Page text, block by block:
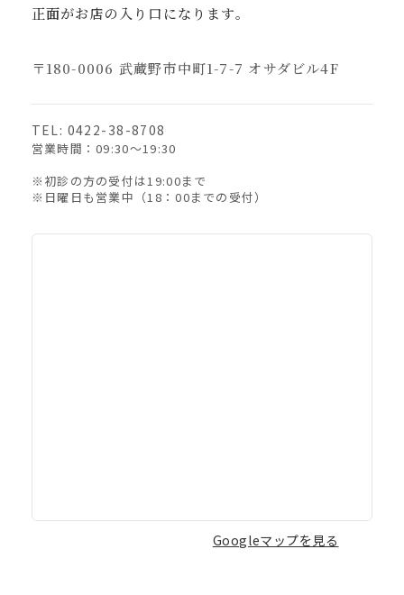
正面がお店の入り口になります。
〒180-0006 武蔵野市中町1-7-7 オサダビル4F
TEL: 0422-38-8708
営業時間：09:30〜19:30
※初診の方の受付は19:00まで
※日曜日も営業中（18：00までの受付）
Googleマップを見る